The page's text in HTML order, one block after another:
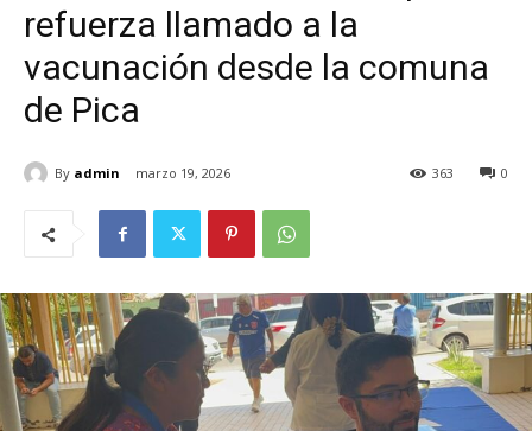
refuerza llamado a la
vacunación desde la comuna
de Pica
By admin marzo 19, 2026 0
363